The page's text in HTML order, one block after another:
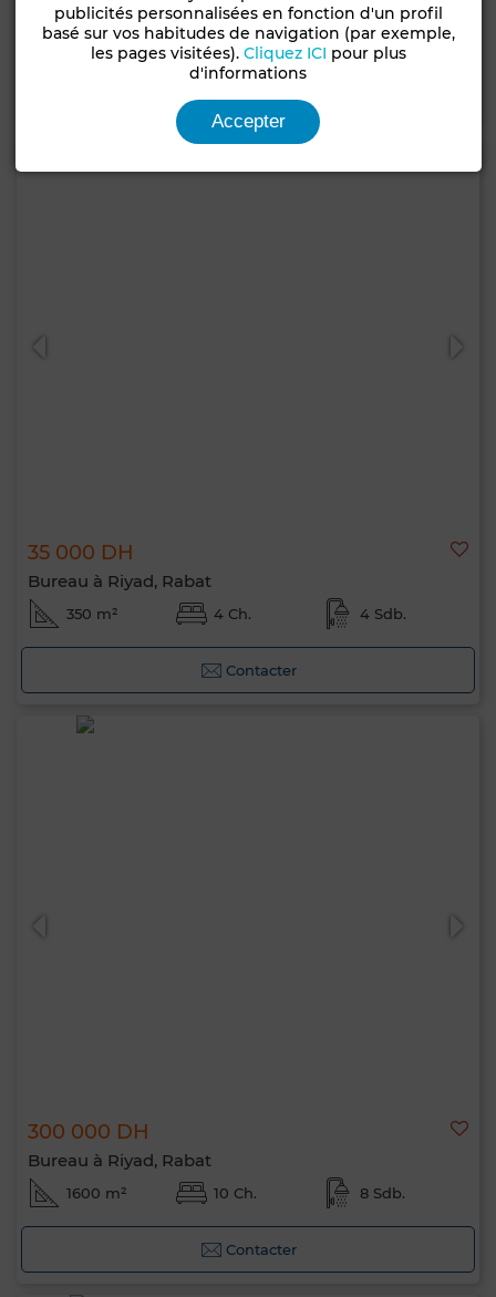
480 m² 1 Sdb.
35 000 DH
Bureau à Riyad, Rabat
350 m² 4 Ch. 4 Sdb.
Contacter
300 000 DH
Bureau à Riyad, Rabat
1600 m² 10 Ch. 8 Sdb.
Contacter
publicités personnalisées en fonction d'un profil
basé sur vos habitudes de navigation (par exemple,
les pages visitées). Cliquez ICI pour plus
d'informations
Accepter